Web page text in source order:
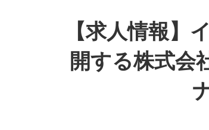
【求人情報】
開する株式会